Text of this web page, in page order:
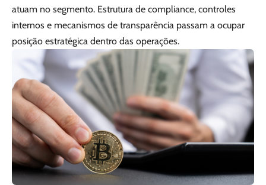
atuam no segmento. Estrutura de compliance, controles
internos e mecanismos de transparência passam a ocupar
posição estratégica dentro das operações.